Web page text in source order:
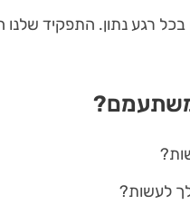
רגע נתון. התפקיד שלנו
לעשות?